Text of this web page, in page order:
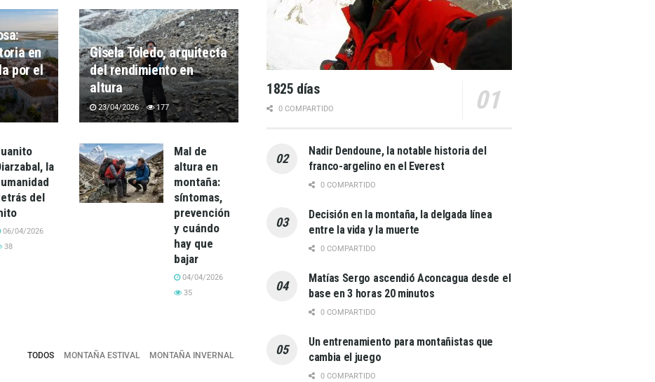
en
por el
Gisela Toledo, arquitecta
del rendimiento en
altura
23/04/2026 177
la
del
06/04/2026
38
Mal de
altura en
montaña:
síntomas,
prevención
y cuándo
hay que
bajar
04/04/2026
35
TODOS MONTAÑA ESTIVAL MONTAÑA INVERNAL
1825 días
0 COMPARTIDO
Nadir Dendoune, la notable historia del
franco-argelino en el Everest
0 COMPARTIDO
Decisión en la montaña, la delgada línea
entre la vida y la muerte
0 COMPARTIDO
Matías Sergo ascendió Aconcagua desde el
base en 3 horas 20 minutos
0 COMPARTIDO
Un entrenamiento para montañistas que
cambia el juego
0 COMPARTIDO